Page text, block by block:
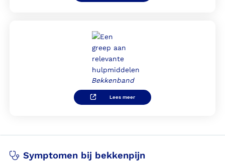
Bekkenband
Lees meer
Symptomen bij bekkenpijn